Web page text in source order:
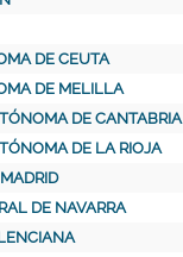
DE CEUTA
DE MELILLA
DE CANTABRIA
DE LA RIOJA
DE NAVARRA